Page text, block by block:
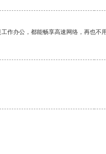
作办公，都能畅享高速网络，再也